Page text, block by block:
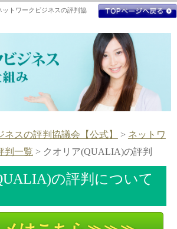
トワークビジネスの評判協
スの評判協議会【公式】 > ネットワ
判一覧 > クオリア(QUALIA)の評判
の評判について